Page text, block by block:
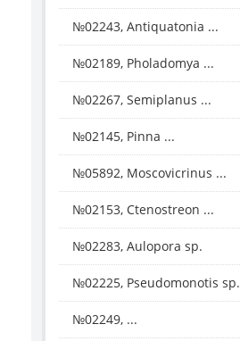
№02243, Antiquatonia ...
№02189, Pholadomya ...
№02267, Semiplanus ...
№02145, Pinna ...
№05892, Moscovicrinus ...
№02153, Ctenostreon ...
№02283, Aulopora sp.
№02225, Pseudomonotis sp.
№02249, ...